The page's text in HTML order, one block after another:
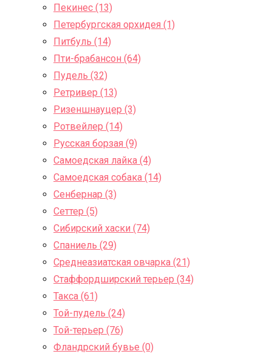
Пекинес (13)
Петербургская орхидея (1)
Питбуль (14)
Пти-брабансон (64)
Пудель (32)
Ретривер (13)
Ризеншнауцер (3)
Ротвейлер (14)
Русская борзая (9)
Самоедская лайка (4)
Самоедская собака (14)
Сенбернар (3)
Сеттер (5)
Сибирский хаски (74)
Спаниель (29)
Среднеазиатская овчарка (21)
Стаффордширский терьер (34)
Такса (61)
Той-пудель (24)
Той-терьер (76)
Фландрский бувье (0)